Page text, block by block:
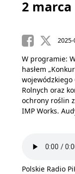
2 marca
W programie:
hasłem
wojewódzkiego
Rolnych oraz
ochrony roślin
IMP Works.
Polskie Radio